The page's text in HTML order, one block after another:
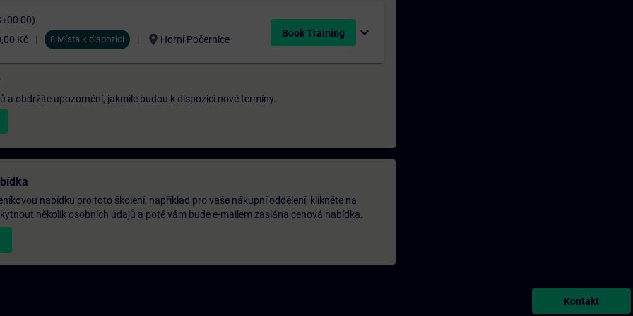
Kč 8 Místa k dispozici location_on Horní Počernice
Book Training expand_more
a obdržíte upozornění, jakmile budou k dispozici nové termíny.
nabídku pro toto školení, například pro vaše nákupní oddělení, klikněte na
několik osobních údajů a poté vám bude e-mailem zaslána cenová nabídka.
Kontakt